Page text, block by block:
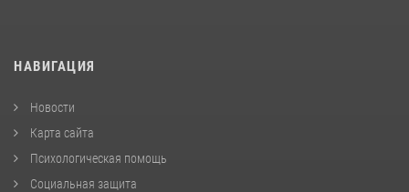
НАВИГАЦИЯ
Новости
Карта сайта
Психологическая помощь
Социальная защита